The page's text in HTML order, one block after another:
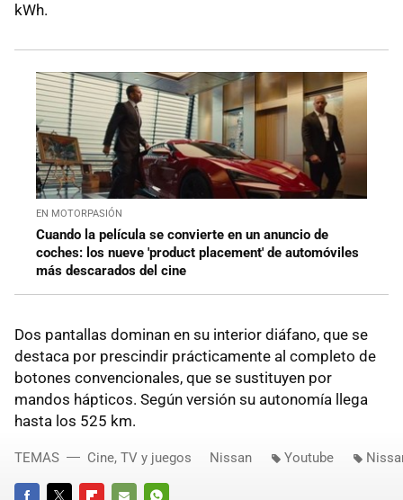
kWh.
EN MOTORPASIÓN
Cuando la película se convierte en un anuncio de
coches: los nueve 'product placement' de automóviles
más descarados del cine
Dos pantallas dominan en su interior diáfano, que se
destaca por prescindir prácticamente al completo de
botones convencionales, que se sustituyen por
mandos hápticos. Según versión su autonomía llega
hasta los 525 km.
TEMAS Cine, TV y juegos Nissan Youtube